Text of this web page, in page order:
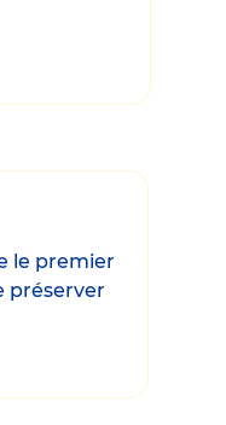
le premier
préserver